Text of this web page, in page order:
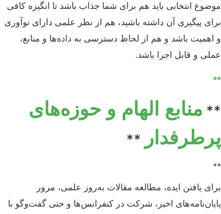
موضوع انتخابی باید هم برای شما جذاب باشد تا انگیزه کافی
برای پیگیری آن داشته باشید، هم از نظر علمی دارای نوآوری
و اهمیت باشد و هم از لحاظ دسترسی به داده‌ها و منابع،
عملی و قابل اجرا باشد.
**
** منابع الهام و حوزه‌های
پرطرفدار **
**
برای یافتن ایده، مطالعه مقالات به‌روز علمی، مرور
پایان‌نامه‌های اخیر، شرکت در کنفرانس‌ها و حتی گفت‌وگو با